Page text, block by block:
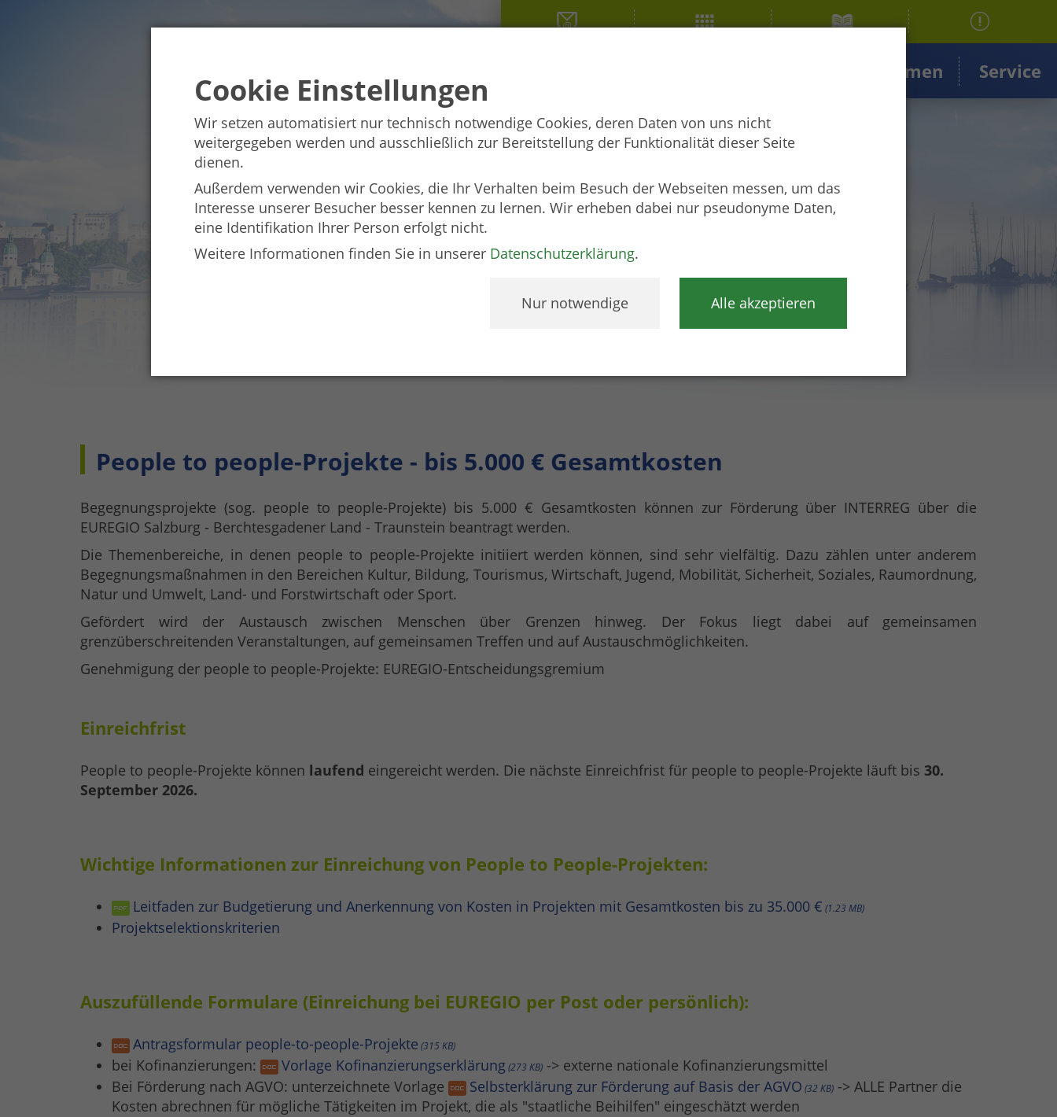
Projekte & Themen Service
People to people-Projekte - bis 5.000 € Gesamtkosten
Begegnungsprojekte (sog. people to people-Projekte) bis 5.000 € Gesamtkosten können zur Förderung über INTERREG über die
EUREGIO Salzburg - Berchtesgadener Land - Traunstein beantragt werden.
Die Themenbereiche, in denen people to people-Projekte initiiert werden können, sind sehr vielfältig. Dazu zählen unter anderem
Begegnungsmaßnahmen in den Bereichen Kultur, Bildung, Tourismus, Wirtschaft, Jugend, Mobilität, Sicherheit, Soziales, Raumordnung,
Natur und Umwelt, Land- und Forstwirtschaft oder Sport.
Gefördert wird der Austausch zwischen Menschen über Grenzen hinweg. Der Fokus liegt dabei auf gemeinsamen
grenzüberschreitenden Veranstaltungen, auf gemeinsamen Treffen und auf Austauschmöglichkeiten.
Genehmigung der people to people-Projekte: EUREGIO-Entscheidungsgremium
Einreichfrist
People to people-Projekte können laufend eingereicht werden. Die nächste Einreichfrist für people to people-Projekte läuft bis 30.
September 2026.
Wichtige Informationen zur Einreichung von People to People-Projekten:
Leitfaden zur Budgetierung und Anerkennung von Kosten in Projekten mit Gesamtkosten bis zu 35.000 € 1.23 MB
Projektselektionskriterien
Auszufüllende Formulare (Einreichung bei EUREGIO per Post oder persönlich):
Antragsformular people-to-people-Projekte 315 KB
bei Kofinanzierungen: Vorlage Kofinanzierungserklärung 273 KB -> externe nationale Kofinanzierungsmittel
Bei Förderung nach AGVO: unterzeichnete Vorlage
Selbsterklärung zur Förderung auf Basis der AGVO 32 KB -> ALLE Partner die
Kosten abrechnen für mögliche Tätigkeiten im Projekt, die als "staatliche Beihilfen" eingeschätzt werden
Cookie Einstellungen
Wir setzen automatisiert nur technisch notwendige Cookies, deren Daten von uns nicht
weitergegeben werden und ausschließlich zur Bereitstellung der Funktionalität dieser Seite
dienen.
Außerdem verwenden wir Cookies, die Ihr Verhalten beim Besuch der Webseiten messen, um das
Interesse unserer Besucher besser kennen zu lernen. Wir erheben dabei nur pseudonyme Daten,
eine Identifikation Ihrer Person erfolgt nicht.
Weitere Informationen finden Sie in unserer Datenschutzerklärung.
Nur notwendige Alle akzeptieren